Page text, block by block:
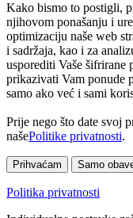
Kako bismo to postigli,
njihovom ponašanju i
optimizaciju naše web
i sadržaja, kao i za
usporediti Vaše šifrirane
prikazivati Vam ponude
samo ako već i sami
Prije nego što date svoj
našePolitike privatnosti.
Prihvaćam Samo
Politika privatnosti